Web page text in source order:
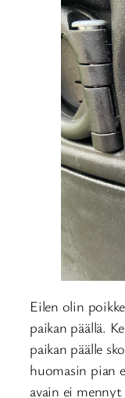
Eilen olin
paikan päällä.
paikan päälle
huomasin pian
avain ei